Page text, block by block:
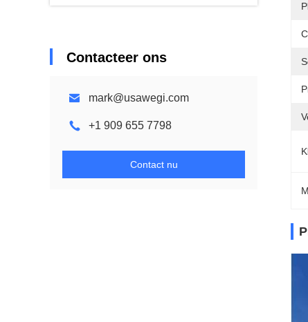
Contacteer ons
mark@usawegi.com
+1 909 655 7798
Contact nu